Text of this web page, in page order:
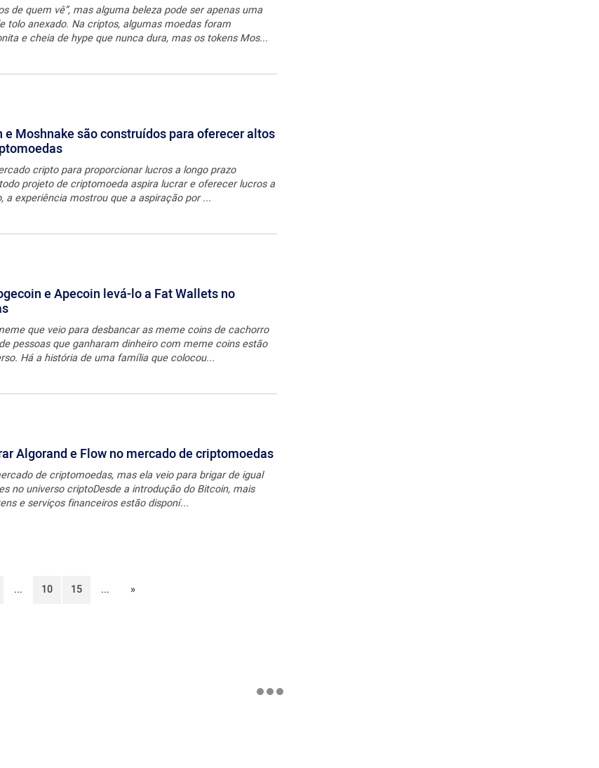
de quem vê”, mas alguma beleza pode ser apenas uma
tolo anexado. Na criptos, algumas moedas foram
e cheia de hype que nunca dura, mas os tokens Mos...
e Moshnake são construídos para oferecer altos
cripto para proporcionar lucros a longo prazo
projeto de criptomoeda aspira lucrar e oferecer lucros a
a experiência mostrou que a aspiração por ...
e Apecoin levá-lo a Fat Wallets no
que veio para desbancar as meme coins de cachorro
pessoas que ganharam dinheiro com meme coins estão
Há a história de uma família que colocou...
Algorand e Flow no mercado de criptomoedas
de criptomoedas, mas ela veio para brigar de igual
no universo criptoDesde a introdução do Bitcoin, mais
e serviços financeiros estão disponí...
... 10 15 ... »